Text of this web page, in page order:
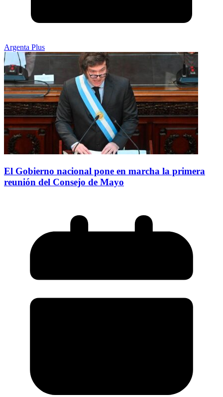
Argenta Plus
El Gobierno nacional pone en marcha la primera
reunión del Consejo de Mayo